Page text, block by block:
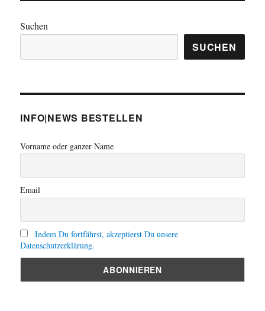
Suchen
SUCHEN
INFO|NEWS BESTELLEN
Vorname oder ganzer Name
Email
Indem Du fortfährst, akzeptierst Du unsere
Datenschutzerklärung.